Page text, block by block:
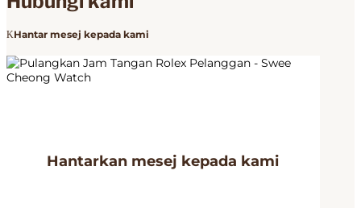
Hantar mesej kepada kami
Hantarkan mesej kepada kami